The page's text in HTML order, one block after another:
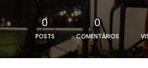
0
POSTS
0
COMENTÁRIOS